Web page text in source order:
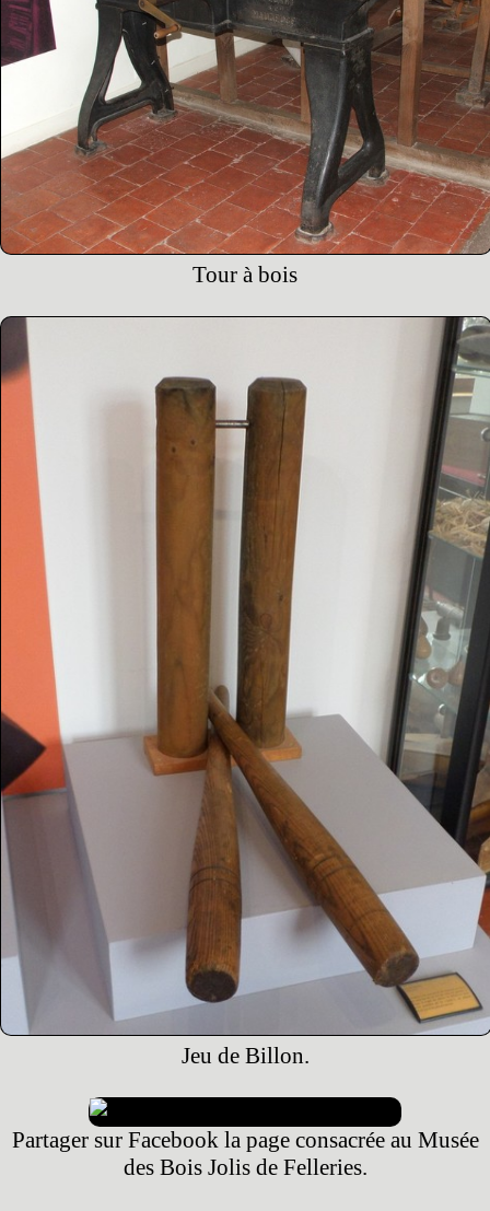
Tour à bois
Jeu de Billon.
Partager sur Facebook la page consacrée au Musée
des Bois Jolis de Felleries.